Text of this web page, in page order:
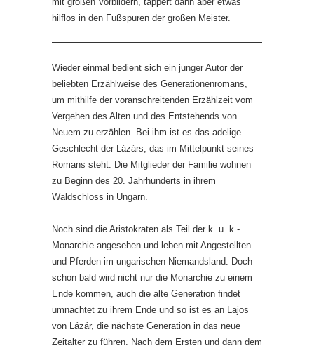
hilflos in den Fußspuren der großen Meister.
Wieder einmal bedient sich ein junger Autor der
beliebten Erzählweise des Generationenromans,
um mithilfe der voranschreitenden Erzählzeit vom
Vergehen des Alten und des Entstehends von
Neuem zu erzählen. Bei ihm ist es das adelige
Geschlecht der Lázárs, das im Mittelpunkt seines
Romans steht. Die Mitglieder der Familie wohnen
zu Beginn des 20. Jahrhunderts in ihrem
Waldschloss in Ungarn.
Noch sind die Aristokraten als Teil der k. u. k.-
Monarchie angesehen und leben mit Angestellten
und Pferden im ungarischen Niemandsland. Doch
schon bald wird nicht nur die Monarchie zu einem
Ende kommen, auch die alte Generation findet
umnachtet zu ihrem Ende und so ist es an Lajos
von Lázár, die nächste Generation in das neue
Zeitalter zu führen. Nach dem Ersten und dann dem